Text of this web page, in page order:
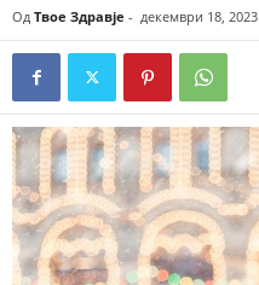
Од Твое Здравје - декември 18, 2023